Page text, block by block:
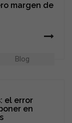
Blog
margen de
el error
en